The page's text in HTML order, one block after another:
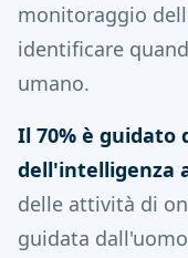
monitoraggio
identificare
umano.
Il 70% è guidato
dell'intelligenza
delle attività di
guidata